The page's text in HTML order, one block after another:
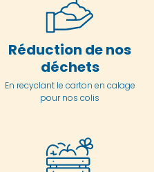
Réduction de nos
déchets
En recyclant le carton en calage
pour nos colis